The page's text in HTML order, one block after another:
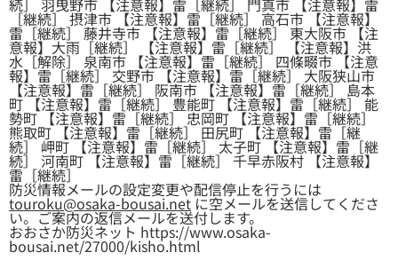
続］ 羽曳野市 【注意報】雷［継続］ 門真市 【注意報】雷
［継続］ 摂津市 【注意報】雷［継続］ 高石市 【注意報】
雷［継続］ 藤井寺市 【注意報】雷［継続］ 東大阪市 【注
意報】大雨［継続］ 【注意報】雷［継続］ 【注意報】洪
水［解除］ 泉南市 【注意報】雷［継続］ 四條畷市 【注意
報】雷［継続］ 交野市 【注意報】雷［継続］ 大阪狭山市
【注意報】雷［継続］ 阪南市 【注意報】雷［継続］ 島本
町 【注意報】雷［継続］ 豊能町 【注意報】雷［継続］ 能
勢町 【注意報】雷［継続］ 忠岡町 【注意報】雷［継続］
熊取町 【注意報】雷［継続］ 田尻町 【注意報】雷［継
続］ 岬町 【注意報】雷［継続］ 太子町 【注意報】雷［継
続］ 河南町 【注意報】雷［継続］ 千早赤阪村 【注意報】
雷［継続］
防災情報メールの設定変更や配信停止を行うには
touroku@osaka-bousai.netに空メールを送信してくださ
い。ご案内の返信メールを送付します。
おおさか防災ネット https://www.osaka-
bousai.net/27000/kisho.html